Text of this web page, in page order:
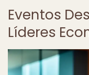
Eventos
Líderes